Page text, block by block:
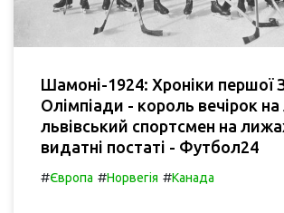
Шамоні-1924: Хроніки першої
Олімпіади - король вечірок на
львівський спортсмен на
видатні постаті - Футбол24
#Європа #Норвегія #Канада